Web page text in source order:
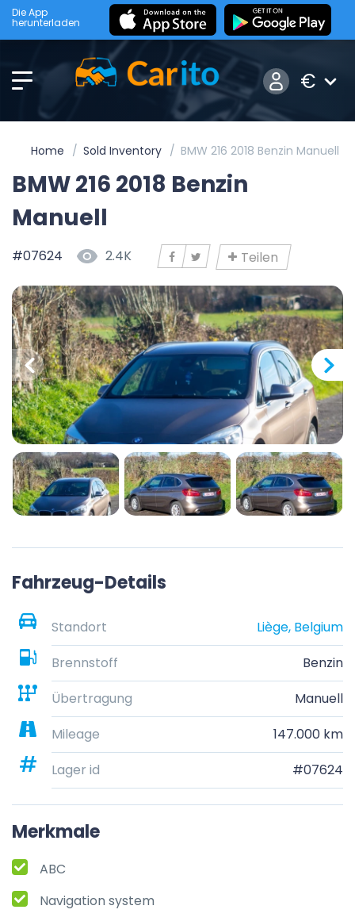
Die App
herunterladen
€
Home Sold Inventory BMW 216 2018 Benzin Manuell
BMW 216 2018 Benzin
Manuell
#07624 2.4K Teilen
Fahrzeug-Details
Standort
Liège, Belgium
Brennstoff
Benzin
Übertragung
Manuell
Mileage
147.000 km
Lager id
#07624
Merkmale
ABC
Navigation system